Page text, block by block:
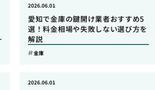
愛知で金庫の鍵開け業者おすすめ5
選！料金相場や失敗しない選び方を
解説
2026.06.01
金庫
2026.06.01